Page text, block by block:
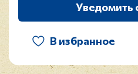
Уведомить
В избранное